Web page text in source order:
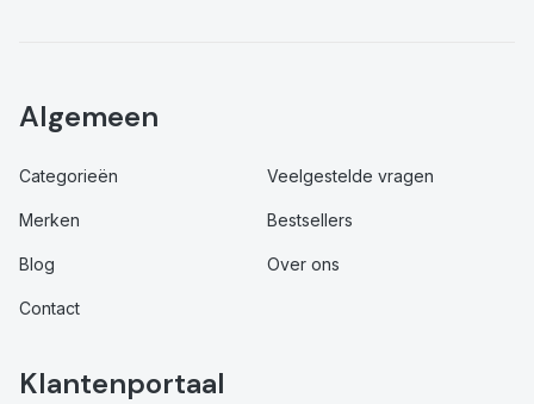
Algemeen
Categorieën Veelgestelde vragen
Merken Bestsellers
Blog Over ons
Contact
Klantenportaal